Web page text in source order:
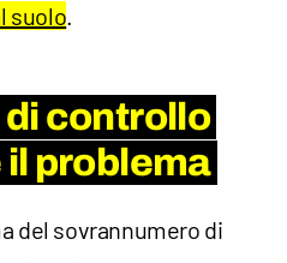
suolo.
controllo
problema
del sovrannumero di